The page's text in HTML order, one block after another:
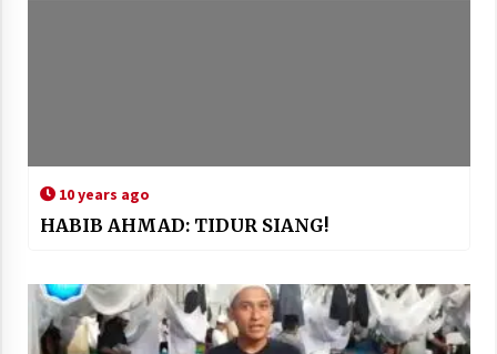
10 years ago
HABIB AHMAD: TIDUR SIANG!